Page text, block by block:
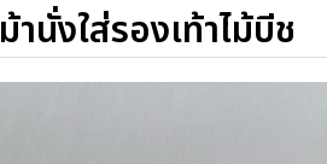
ม้านั่งใส่รองเท้าไม้บีช